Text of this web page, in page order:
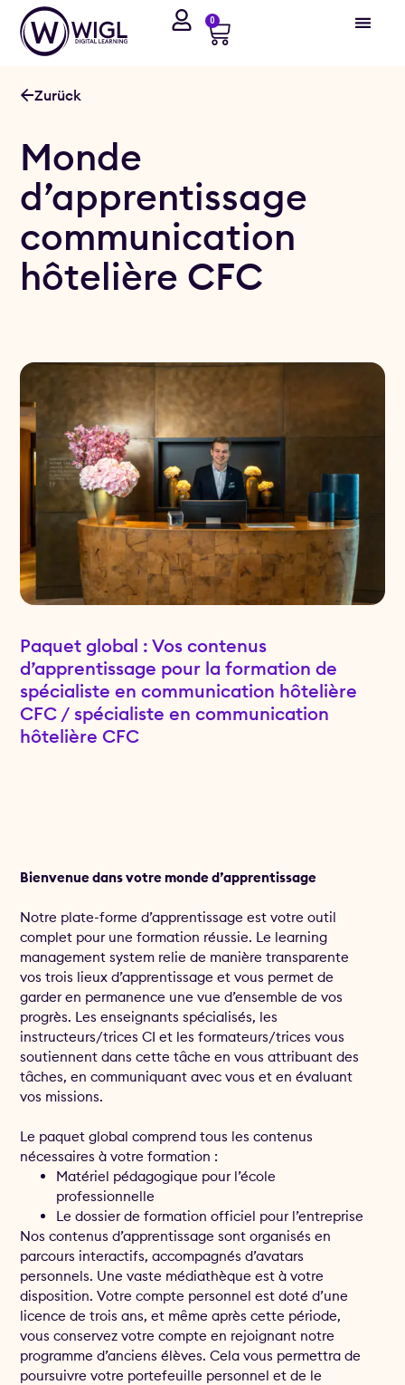
0
Zurück
Monde
d’apprentissage
communication
hôtelière CFC
Paquet global : Vos contenus
d’apprentissage pour la formation de
spécialiste en communication hôtelière
CFC / spécialiste en communication
hôtelière CFC
Bienvenue dans votre monde d’apprentissage
Notre plate-forme d’apprentissage est votre outil
complet pour une formation réussie. Le learning
management system relie de manière transparente
vos trois lieux d’apprentissage et vous permet de
garder en permanence une vue d’ensemble de vos
progrès. Les enseignants spécialisés, les
instructeurs/trices CI et les formateurs/trices vous
soutiennent dans cette tâche en vous attribuant des
tâches, en communiquant avec vous et en évaluant
vos missions.
Le paquet global comprend tous les contenus
nécessaires à votre formation :
Matériel pédagogique pour l’école
professionnelle
Le dossier de formation officiel pour l’entreprise
Nos contenus d’apprentissage sont organisés en
parcours interactifs, accompagnés d’avatars
personnels. Une vaste médiathèque est à votre
disposition. Votre compte personnel est doté d’une
licence de trois ans, et même après cette période,
vous conservez votre compte en rejoignant notre
programme d’anciens élèves. Cela vous permettra de
poursuivre votre portefeuille personnel et de le